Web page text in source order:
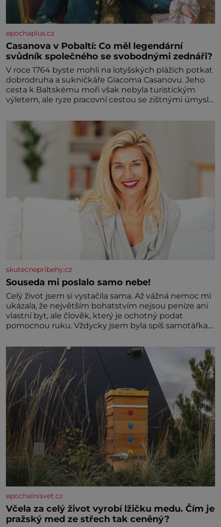
epochaplus.cz
Casanova v Pobaltí: Co měl legendární
svůdník společného se svobodnými zednáři?
V roce 1764 byste mohli na lotyšských plážích potkat
dobrodruha a sukničkáře Giacoma Casanovu. Jeho
cesta k Baltskému moři však nebyla turistickým
výletem, ale ryze pracovní cestou se zištnými úmysly.
procházel uličkami lotyšské Rigy? Casanova v Pobaltí
kontaktoval tamní zednářské lóže. Nebyl v této
oblasti žádným nováčkem, protože do zednářské
skutecnepribehy.cz
Souseda mi poslalo samo nebe!
Celý život jsem si vystačila sama. Až vážná nemoc mi
ukázala, že největším bohatstvím nejsou peníze ani
vlastní byt, ale člověk, který je ochotný podat
pomocnou ruku. Vždycky jsem byla spíš samotářka.
ani partnera. Stačily mi knihy, práce a hlavně klid.
Hned po studiích jsem odešla z rodného města,
epochalnisvet.cz
Včela za celý život vyrobí lžičku medu. Čím je
pražský med ze střech tak ceněný?